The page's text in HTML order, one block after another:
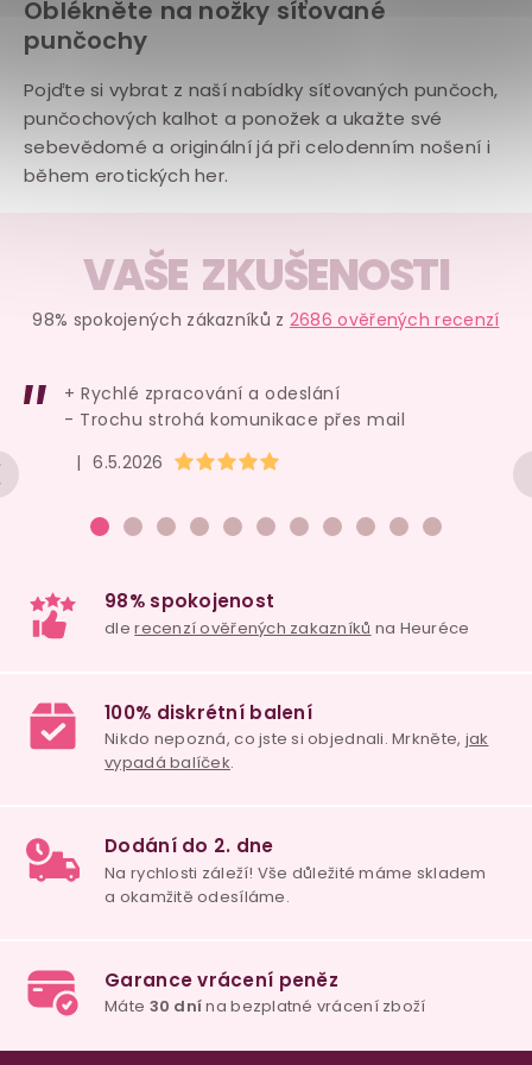
Oblékněte na nožky síťované
punčochy
Pojďte si vybrat z naší nabídky síťovaných punčoch,
punčochových kalhot a ponožek a ukažte své
sebevědomé a originální já při celodenním nošení i
během erotických her.
VAŠE ZKUŠENOSTI
98% spokojených zákazníků z 2686 ověřených recenzí
Hodnocení obchodu je 5 z 5 hvězdiček.
| 6.5.2026
+ Rychlé zpracování a odeslání
- Trochu strohá komunikace přes mail